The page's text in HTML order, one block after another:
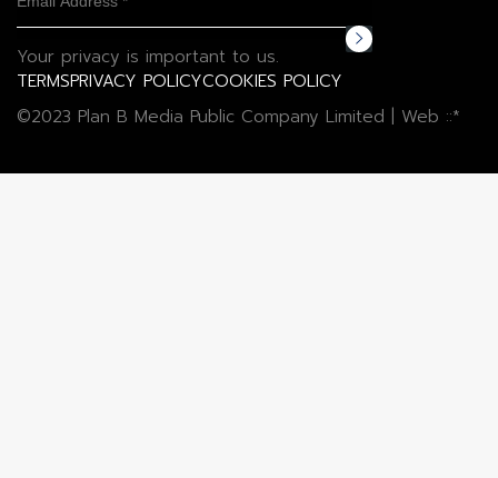
Your privacy is important to us.
TERMSPRIVACY POLICYCOOKIES POLICY
©2023 Plan B Media Public Company Limited | Web ::*